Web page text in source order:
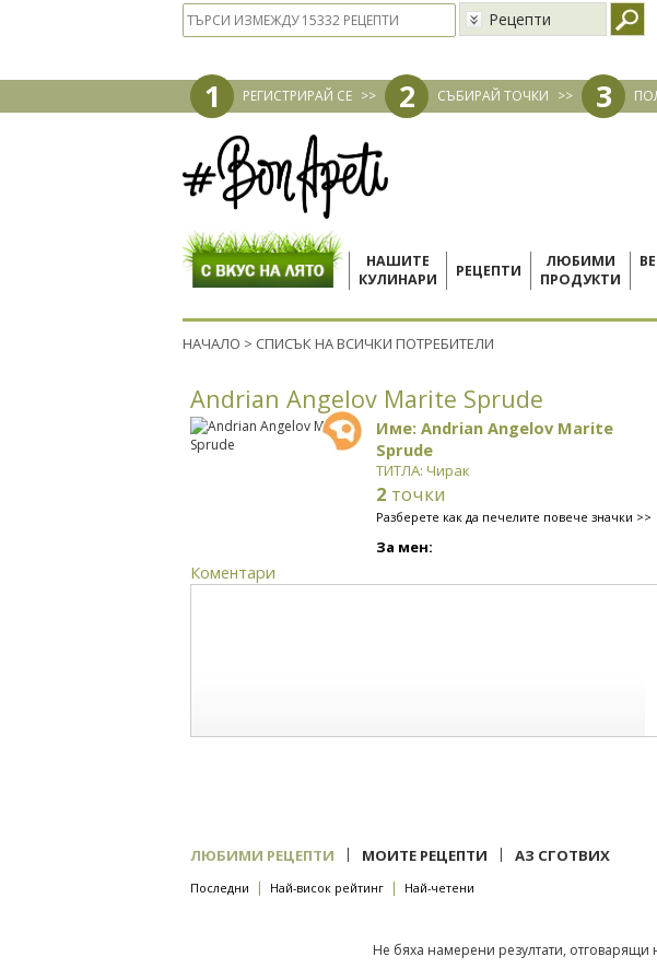
Рецепти
1 РЕГИСТРИРАЙ СЕ >> 2 СЪБИРАЙ ТОЧКИ >> 3
НАШИТЕ
КУЛИНАРИ
РЕЦЕПТИ
ЛЮБИМИ
ПРОДУКТИ
НАЧАЛО > СПИСЪК НА ВСИЧКИ ПОТРЕБИТЕЛИ
Andrian Angelov Marite Sprude
Име: Andrian Angelov Marite
Sprude
ТИТЛА: Чирак
2 точки
Разберете как да печелите повече значки >>
За мен:
Коментари
ЛЮБИМИ РЕЦЕПТИ | МОИТЕ РЕЦЕПТИ | АЗ СГОТВИХ
Последни | Най-висок рейтинг | Най-четени
Не бяха намерени резултати, отговарящи